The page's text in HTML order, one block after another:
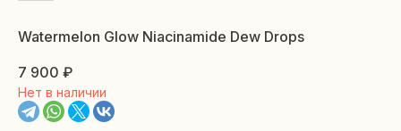
Watermelon Glow Niacinamide Dew Drops
7 900 ₽
Нет в наличии